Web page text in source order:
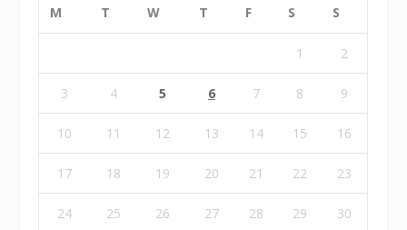
M T W T F S S
1 2
3 4 5 6 7 8 9
10 11 12 13 14 15 16
17 18 19 20 21 22 23
24 25 26 27 28 29 30